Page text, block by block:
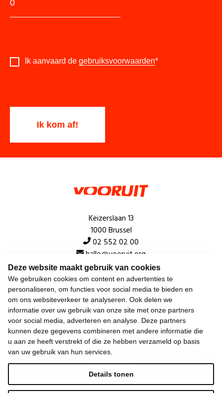
Deze website maakt gebruik van cookies
We gebruiken cookies om content en advertenties te
personaliseren, om functies voor social media te bieden en
om ons websiteverkeer te analyseren. Ook delen we
informatie over uw gebruik van onze site met onze partners
voor social media, adverteren en analyse. Deze partners
kunnen deze gegevens combineren met andere informatie die
u aan ze heeft verstrekt of die ze hebben verzameld op basis
van uw gebruik van hun services.
Details tonen
Ik aanvaard de gebruiksvoorwaarden*
Keizerslaan 13
1000 Brussel
02 552 02 00
hallo@vooruit.org
Snel
Over de beweging
Algemeen
Laatste nieuws